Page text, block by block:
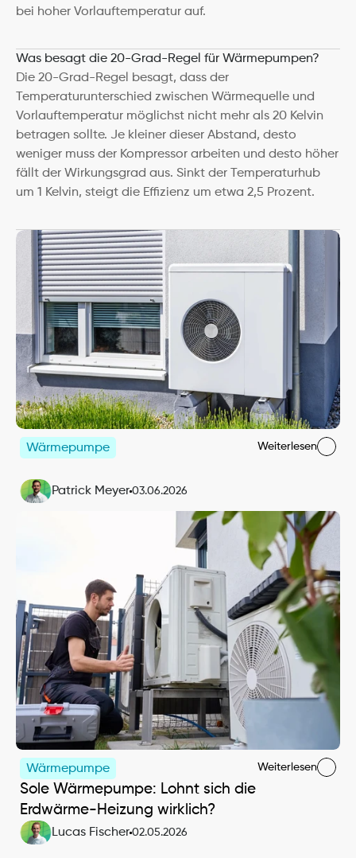
bei hoher Vorlauftemperatur auf.
Was besagt die 20-Grad-Regel für Wärmepumpen?
Die 20-Grad-Regel besagt, dass der
Temperaturunterschied zwischen Wärmequelle und
Vorlauftemperatur möglichst nicht mehr als 20 Kelvin
betragen sollte. Je kleiner dieser Abstand, desto
weniger muss der Kompressor arbeiten und desto höher
fällt der Wirkungsgrad aus. Sinkt der Temperaturhub
um 1 Kelvin, steigt die Effizienz um etwa 2,5 Prozent.
Wärmepumpe Weiterlesen
Patrick Meyer 03.06.2026
Wärmepumpe Weiterlesen
Sole Wärmepumpe: Lohnt sich die
Erdwärme-Heizung wirklich?
Lucas Fischer 02.05.2026